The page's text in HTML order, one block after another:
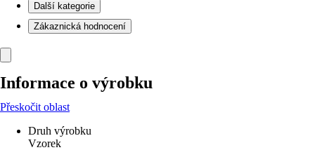
Další kategorie
Zákaznická hodnocení
Informace o výrobku
Přeskočit oblast
Druh výrobku
Vzorek